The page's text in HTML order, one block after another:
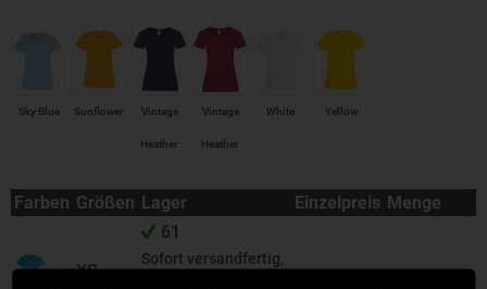
Sky Blue Sunflower Vintage
Heather
Vintage
Heather
White Yellow
Farben Größen Lager Einzelpreis Menge
XS
61
Sofort versandfertig,